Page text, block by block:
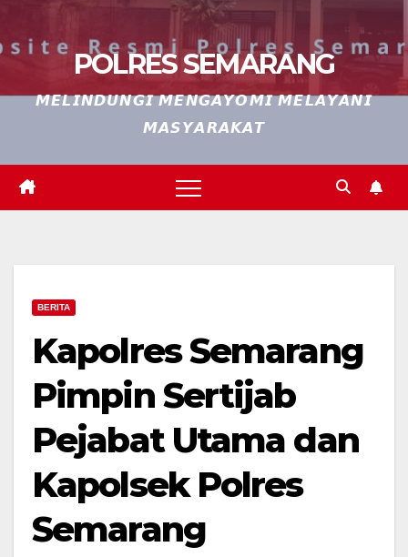
POLRES SEMARANG
𝙈𝙀𝙇𝙄𝙉𝘿𝙐𝙉𝙂𝙄 𝙈𝙀𝙉𝙂𝘼𝙔𝙊𝙈𝙄 𝙈𝙀𝙇𝘼𝙔𝘼𝙉𝙄
𝙈𝘼𝙎𝙔𝘼𝙍𝘼𝙆𝘼𝙏
BERITA
Kapolres Semarang
Pimpin Sertijab
Pejabat Utama dan
Kapolsek Polres
Semarang